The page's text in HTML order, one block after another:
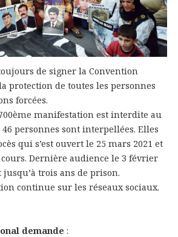
de signer la Convention
protection de toutes les personnes
forcées.
manifestation est interdite au
personnes sont interpellées. Elles
qui s’est ouvert le 25 mars 2021 et
Dernière audience le 3 février
trois ans de prison.
continue sur les réseaux sociaux.
demande :